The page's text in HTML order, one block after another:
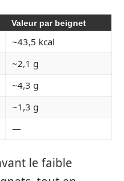
Valeur par beignet
~43,5 kcal
~2,1 g
~4,3 g
~1,3 g
—
le faible